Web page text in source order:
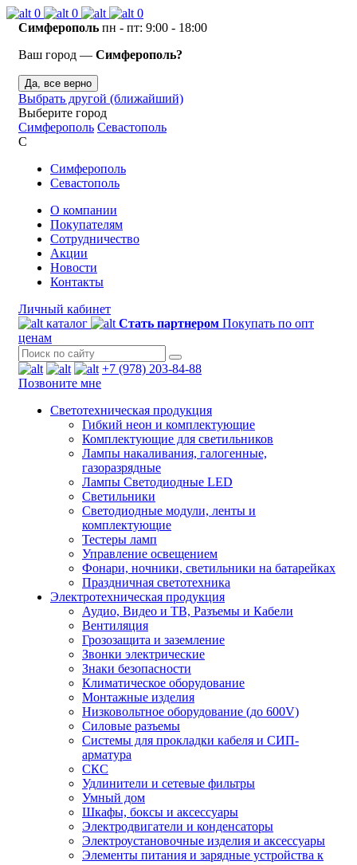
0 0
0
Симферополь пн - пт: 9:00 - 18:00
Ваш город — Симферополь?
Да, все верно
Выбрать другой (ближайший)
Выберите город
Симферополь Севастополь
С
Симферополь
Севастополь
О компании
Покупателям
Сотрудничество
Акции
Новости
Контакты
Личный кабинет
каталог
Стать партнером Покупать по опт
ценам
+7 (978) 203-84-88
Позвоните мне
Светотехническая продукция
Гибкий неон и комплектующие
Комплектующие для светильников
Лампы накаливания, галогенные,
газоразрядные
Лампы Светодиодные LED
Светильники
Светодиодные модули, ленты и
комплектующие
Тестеры ламп
Управление освещением
Фонари, ночники, светильники на батарейках
Праздничная светотехника
Электротехническая продукция
Аудио, Видео и ТВ, Разъемы и Кабели
Вентиляция
Грозозащита и заземление
Звонки электрические
Знаки безопасности
Климатическое оборудование
Монтажные изделия
Низковольтное оборудование (до 600V)
Силовые разъемы
Системы для прокладки кабеля и СИП-
арматура
СКС
Удлинители и сетевые фильтры
Умный дом
Шкафы, боксы и аксессуары
Электродвигатели и конденсаторы
Электроустановочные изделия и аксессуары
Элементы питания и зарядные устройства к